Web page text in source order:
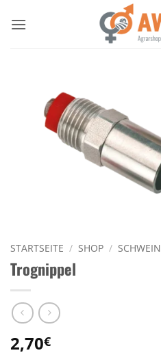
Inhalt
STARTSEITE / SHOP / SCHWEIN
Trognippel
2,70€